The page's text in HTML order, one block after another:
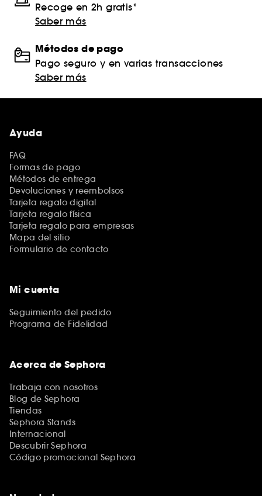
Recoge en 2h gratis*
Saber más
Métodos de pago
Pago seguro y en varias transacciones
Saber más
Ayuda
FAQ
Formas de pago
Métodos de entrega
Devoluciones y reembolsos
Tarjeta regalo digital
Tarjeta regalo física
Tarjeta regalo para empresas
Mapa del sitio
Formulario de contacto
Mi cuenta
Seguimiento del pedido
Programa de Fidelidad
Acerca de Sephora
Trabaja con nosotros
Blog de Sephora
Tiendas
Sephora Stands
Internacional
Descubrir Sephora
Código promocional Sephora